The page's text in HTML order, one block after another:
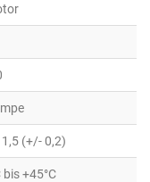
(+/- 0,2)
bis +45°C